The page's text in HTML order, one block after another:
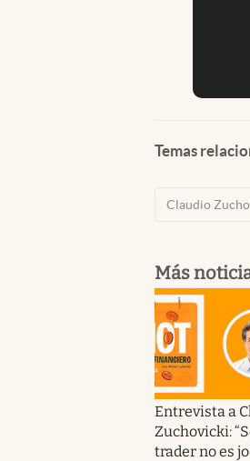
Temas
Claudio
Más
Entrevista a
Zuchovicki:
trader no es